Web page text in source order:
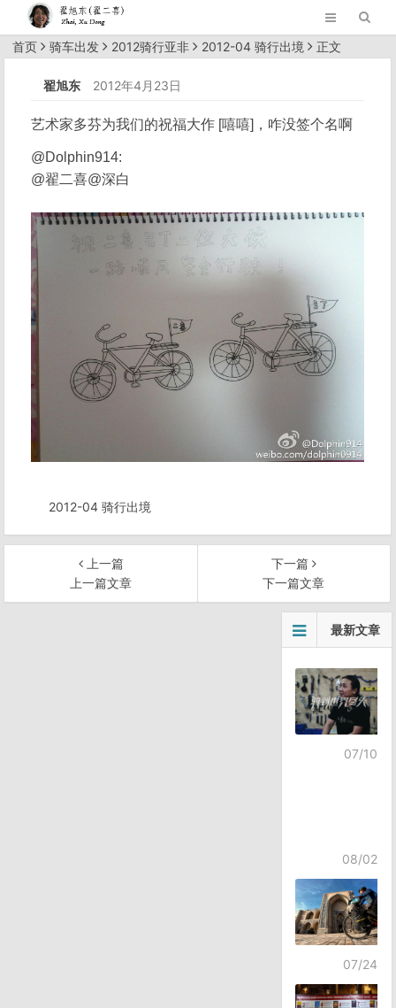
首页 骑车出发 2012骑行亚非 2012-04 骑行出境 正文
翟旭东 2012年4月23日
艺术家多芬为我们的祝福大作 [嘻嘻]，咋没签个名啊
@Dolphin914:
@翟二喜@深白
2012-04 骑行出境
上一篇
上一篇文章
下一篇
下一篇文章
最新文章
07/10
08/02
07/24